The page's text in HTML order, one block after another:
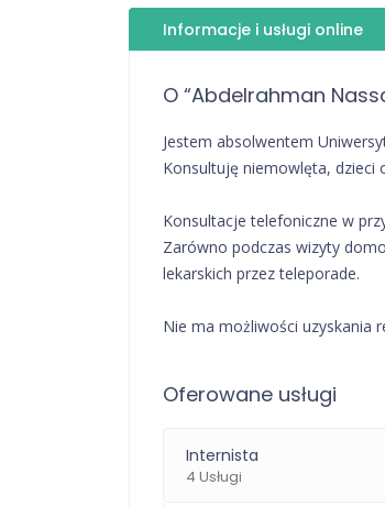
Informacje i usługi online
O “Abdelrahman
Jestem absolwentem
Konsultuję niemowlęta, dzieci
Konsultacje telefoniczne w
Zarówno podczas wizyty
lekarskich przez teleporade.
Nie ma możliwości uzyskania
Oferowane usługi
Internista
4 Usługi